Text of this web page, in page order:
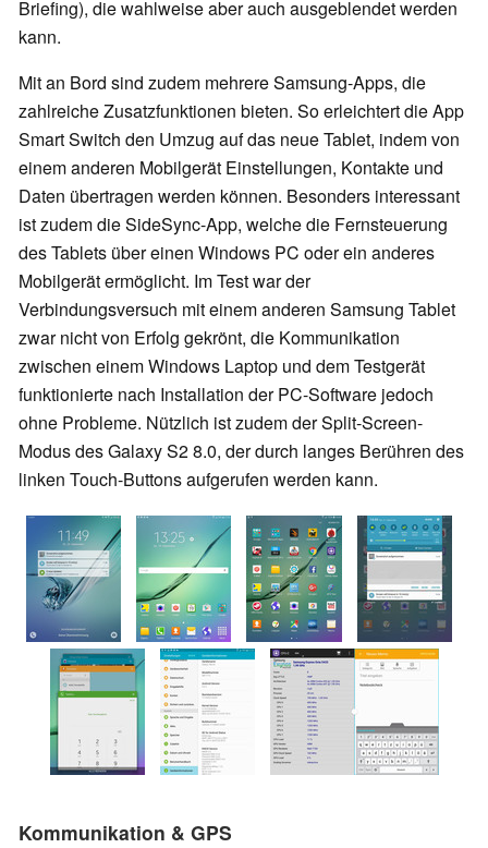
Briefing), die wahlweise aber auch ausgeblendet werden
kann.
Mit an Bord sind zudem mehrere Samsung-Apps, die
zahlreiche Zusatzfunktionen bieten. So erleichtert die App
Smart Switch den Umzug auf das neue Tablet, indem von
einem anderen Mobilgerät Einstellungen, Kontakte und
Daten übertragen werden können. Besonders interessant
ist zudem die SideSync-App, welche die Fernsteuerung
des Tablets über einen Windows PC oder ein anderes
Mobilgerät ermöglicht. Im Test war der
Verbindungsversuch mit einem anderen Samsung Tablet
zwar nicht von Erfolg gekrönt, die Kommunikation
zwischen einem Windows Laptop und dem Testgerät
funktionierte nach Installation der PC-Software jedoch
ohne Probleme. Nützlich ist zudem der Split-Screen-
Modus des Galaxy S2 8.0, der durch langes Berühren des
linken Touch-Buttons aufgerufen werden kann.
Kommunikation & GPS